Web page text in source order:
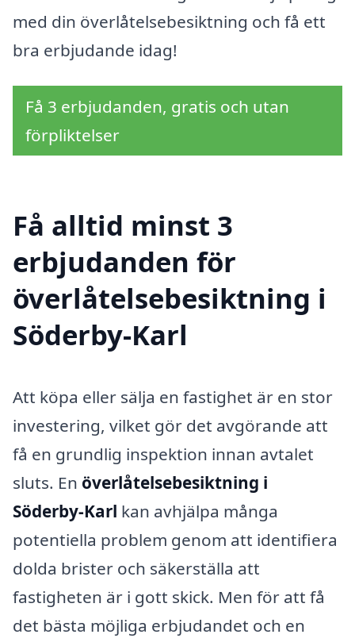
med din överlåtelsebesiktning och få ett
bra erbjudande idag!
Få 3 erbjudanden, gratis och utan
förpliktelser
Få alltid minst 3
erbjudanden för
överlåtelsebesiktning i
Söderby-Karl
Att köpa eller sälja en fastighet är en stor
investering, vilket gör det avgörande att
få en grundlig inspektion innan avtalet
sluts. En överlåtelsebesiktning i
Söderby-Karl kan avhjälpa många
potentiella problem genom att identifiera
dolda brister och säkerställa att
fastigheten är i gott skick. Men för att få
det bästa möjliga erbjudandet och en